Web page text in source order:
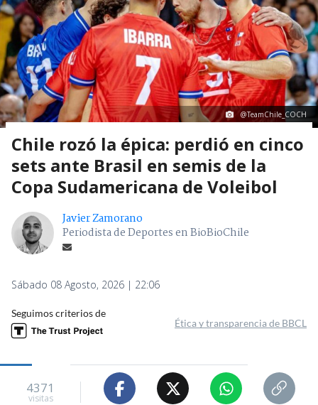
@TeamChile_COCH
Chile rozó la épica: perdió en cinco
sets ante Brasil en semis de la
Copa Sudamericana de Voleibol
Javier Zamorano
Periodista de Deportes en BioBioChile
Sábado 08 Agosto, 2026 | 22:06
Seguimos criterios de
Ética y transparencia de BBCL
4371
visitas